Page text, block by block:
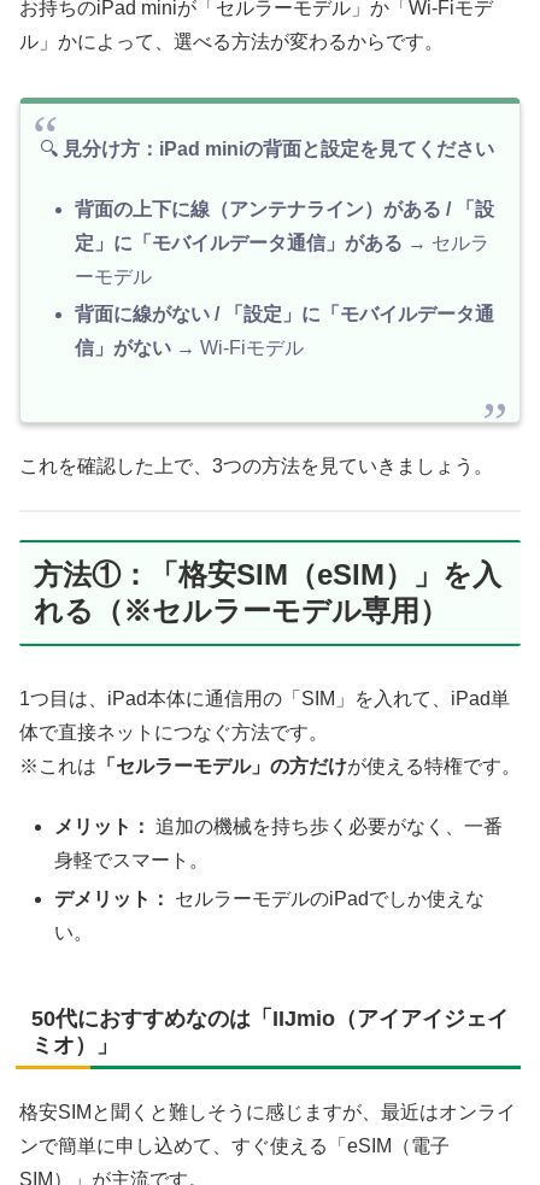
お持ちのiPad miniが「セルラーモデル」か「Wi-Fiモデ
ル」かによって、選べる方法が変わるからです。
🔍 見分け方：iPad miniの背面と設定を見てください
背面の上下に線（アンテナライン）がある / 「設
定」に「モバイルデータ通信」がある → セルラ
ーモデル
背面に線がない / 「設定」に「モバイルデータ通
信」がない → Wi-Fiモデル
これを確認した上で、3つの方法を見ていきましょう。
方法①：「格安SIM（eSIM）」を入
れる（※セルラーモデル専用）
1つ目は、iPad本体に通信用の「SIM」を入れて、iPad単
体で直接ネットにつなぐ方法です。
※これは 「セルラーモデル」の方だけが使える特権です。
メリット： 追加の機械を持ち歩く必要がなく、一番
身軽でスマート。
デメリット：
セルラーモデルのiPadでしか使えな
い。
50代におすすめなのは「IIJmio（アイアイジェイ
ミオ）」
格安SIMと聞くと難しそうに感じますが、最近はオンライ
ンで簡単に申し込めて、すぐ使える「eSIM（電子
SIM）」が主流です。